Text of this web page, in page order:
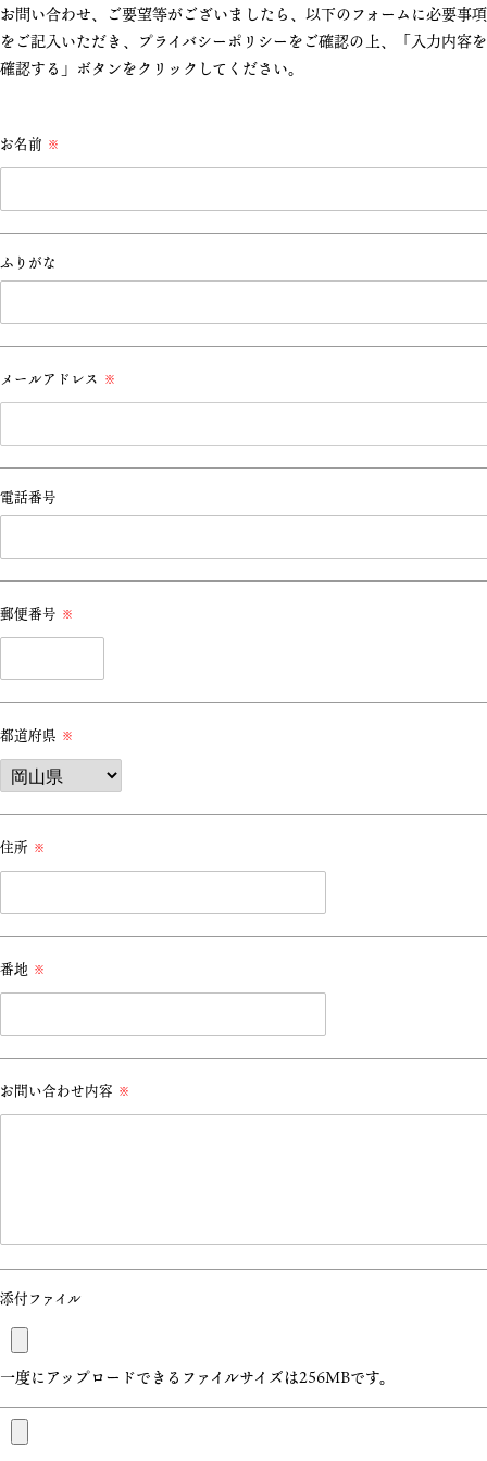
お問い合わせ、ご要望等がございましたら、以下のフォームに必要事項
をご記入いただき、プライバシーポリシーをご確認の上、「入力内容を
確認する」ボタンをクリックしてください。
お名前 ※
ふりがな
メールアドレス ※
電話番号
郵便番号 ※
都道府県 ※
住所 ※
番地 ※
お問い合わせ内容 ※
添付ファイル
一度にアップロードできるファイルサイズは256MBです。